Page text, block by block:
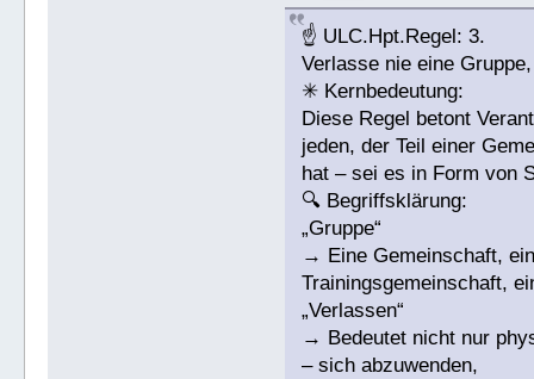
☝ ULC.Hpt.Regel: 3.
Verlasse nie eine
✳ Kernbedeutung:
Diese Regel betont
jeden, der Teil einer
hat – sei es in Form von
🔍 Begriffsklärung:
„Gruppe“
→ Eine Gemeinschaft,
Trainingsgemeinschaft,
„Verlassen“
→ Bedeutet nicht nur
– sich abzuwenden,